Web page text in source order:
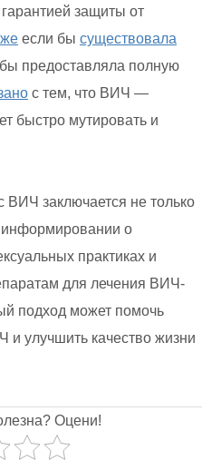
защиты от
если бы существовала
предоставляла полную
с тем, что ВИЧ —
быстро мутировать и
ВИЧ заключается не только
информировании о
практиках и
для лечения ВИЧ-
подход может помочь
и улучшить качество жизни
Оцени!